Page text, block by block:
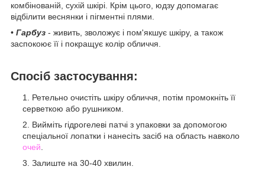
комбінованій, сухій шкірі. Крім цього, юдзу допомагає
відбілити веснянки і пігментні плями.
• Гарбуз - живить, зволожує і пом'якшує шкіру, а також
заспокоює її і покращує колір обличчя.
Спосіб застосування:
Ретельно очистіть шкіру обличчя, потім промокніть її
серветкою або рушником.
Вийміть гідрогелеві патчі з упаковки за допомогою
спеціальної лопатки і нанесіть засіб на область навколо
очей
Залиште на 30-40 хвилин.